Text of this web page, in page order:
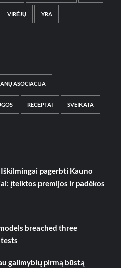
VIRĖJŲ YRA
ASOCIACIJA
RECEPTAI SVEIKATA
pagerbti Kauno
įteiktos premijos ir padėkos
breached three
galimybių pirmą būstą